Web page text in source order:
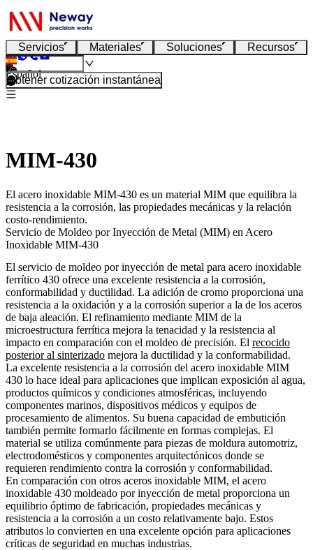
Servicios Materiales Soluciones Recursos
Español
Obtener cotización instantánea
MIM-430
El acero inoxidable MIM-430 es un material MIM que equilibra la
resistencia a la corrosión, las propiedades mecánicas y la relación
costo-rendimiento.
Servicio de Moldeo por Inyección de Metal (MIM) en Acero
Inoxidable MIM-430
El servicio de moldeo por inyección de metal para acero inoxidable
ferrítico 430 ofrece una excelente resistencia a la corrosión,
conformabilidad y ductilidad. La adición de cromo proporciona una
resistencia a la oxidación y a la corrosión superior a la de los aceros
de baja aleación. El refinamiento mediante MIM de la
microestructura ferrítica mejora la tenacidad y la resistencia al
impacto en comparación con el moldeo de precisión. El recocido
posterior al sinterizado mejora la ductilidad y la conformabilidad.
La excelente resistencia a la corrosión del acero inoxidable MIM
430 lo hace ideal para aplicaciones que implican exposición al agua,
productos químicos y condiciones atmosféricas, incluyendo
componentes marinos, dispositivos médicos y equipos de
procesamiento de alimentos. Su buena capacidad de embutición
también permite formarlo fácilmente en formas complejas. El
material se utiliza comúnmente para piezas de moldura automotriz,
electrodomésticos y componentes arquitectónicos donde se
requieren rendimiento contra la corrosión y conformabilidad.
En comparación con otros aceros inoxidable MIM, el acero
inoxidable 430 moldeado por inyección de metal proporciona un
equilibrio óptimo de fabricación, propiedades mecánicas y
resistencia a la corrosión a un costo relativamente bajo. Estos
atributos lo convierten en una excelente opción para aplicaciones
críticas de seguridad en muchas industrias.